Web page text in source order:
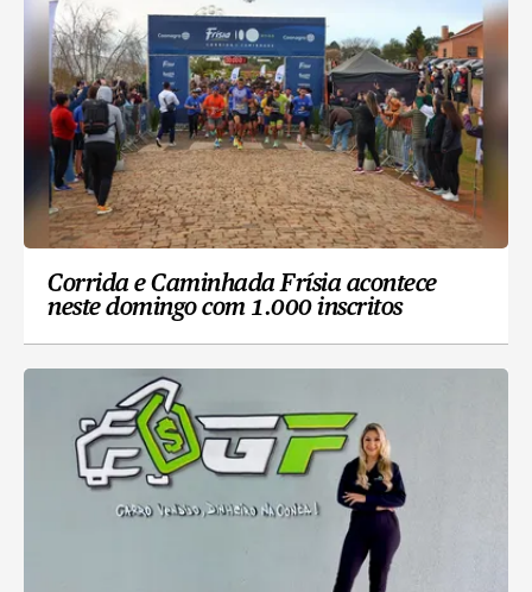
Corrida e Caminhada Frísia acontece
neste domingo com 1.000 inscritos